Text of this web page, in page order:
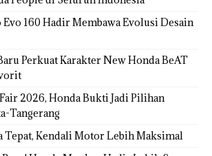
160 Hadir Membawa Evolusi Desain
Perkuat Karakter New Honda BeAT
2026, Honda Bukti Jadi Pilihan
Tangerang
Tepat, Kendali Motor Lebih Maksimal